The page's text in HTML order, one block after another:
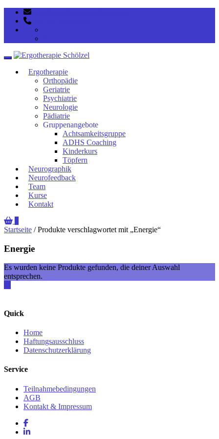
Toggle navigation
Ergotherapie
Orthopädie
Geriatrie
Psychiatrie
Neurologie
Pädiatrie
Gruppenangebote
Achtsamkeitsgruppe
ADHS Coaching
Kinderkurs
Töpfern
Neurographik
Neurofeedback
Team
Kurse
Kontakt
Startseite / Produkte verschlagwortet mit „Energie“
Energie
Es wurden keine Produkte gefunden, die deiner Auswahl
entsprechen.
Quick
Home
Haftungsausschluss
Datenschutzerklärung
Service
Teilnahmebedingungen
AGB
Kontakt & Impressum